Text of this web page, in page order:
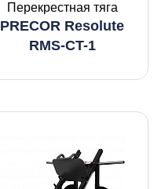
Перекрестная тяга
PRECOR Resolute
RMS-CT-1